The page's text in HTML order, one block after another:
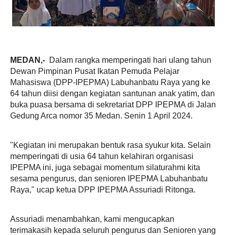
MEDAN,- Dalam rangka memperingati hari ulang tahun
Dewan Pimpinan Pusat Ikatan Pemuda Pelajar
Mahasiswa (DPP-IPEPMA) Labuhanbatu Raya yang ke
64 tahun diisi dengan kegiatan santunan anak yatim, dan
buka puasa bersama di sekretariat DPP IPEPMA di Jalan
Gedung Arca nomor 35 Medan. Senin 1 April 2024.
"Kegiatan ini merupakan bentuk rasa syukur kita. Selain
memperingati di usia 64 tahun kelahiran organisasi
IPEPMA ini, juga sebagai momentum silaturahmi kita
sesama pengurus, dan senioren IPEPMA Labuhanbatu
Raya," ucap ketua DPP IPEPMA Assuriadi Ritonga.
Assuriadi menambahkan, kami mengucapkan
terimakasih kepada seluruh pengurus dan Senioren yang